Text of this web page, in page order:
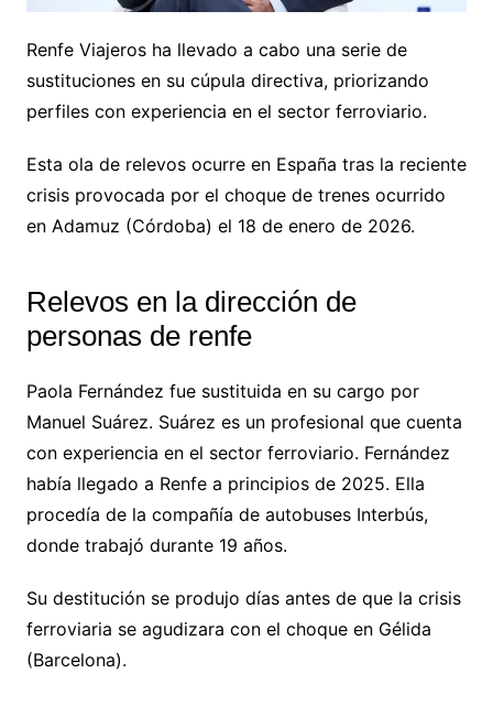
Renfe Viajeros ha llevado a cabo una serie de
sustituciones en su cúpula directiva, priorizando
perfiles con experiencia en el sector ferroviario.
Esta ola de relevos ocurre en España tras la reciente
crisis provocada por el choque de trenes ocurrido
en Adamuz (Córdoba) el 18 de enero de 2026.
Relevos en la dirección de
personas de renfe
Paola Fernández fue sustituida en su cargo por
Manuel Suárez. Suárez es un profesional que cuenta
con experiencia en el sector ferroviario. Fernández
había llegado a Renfe a principios de 2025. Ella
procedía de la compañía de autobuses Interbús,
donde trabajó durante 19 años.
Su destitución se produjo días antes de que la crisis
ferroviaria se agudizara con el choque en Gélida
(Barcelona).